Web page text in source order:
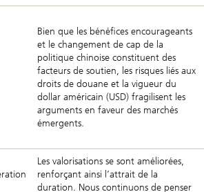
Bien que les bénéfices encourageants
et le changement de cap de la
politique chinoise constituent des
facteurs de soutien, les risques liés aux
droits de douane et la vigueur du
dollar américain (USD) fragilisent les
arguments en faveur des marchés
émergents.
Les valorisations se sont améliorées,
renforçant ainsi l’attrait de la
duration. Nous continuons de penser